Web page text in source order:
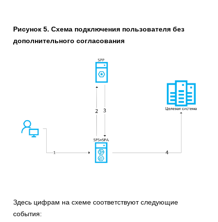
Рисунок 5. Схема подключения пользователя без
дополнительного согласования
Здесь цифрам на схеме соответствуют следующие
события: